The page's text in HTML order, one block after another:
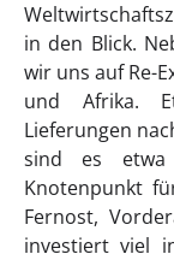
in den Blick.
wir uns auf Re-
und Afrika.
Lieferungen
sind es
Knotenpunkt
Fernost,
investiert viel